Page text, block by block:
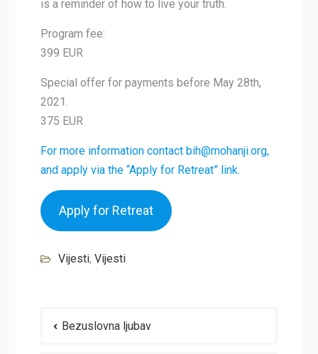
is a reminder of how to live your truth.
Program fee:
399 EUR
Special offer for payments before May 28th,
2021.
375 EUR
For more information contact bih@mohanji.org,
and apply via the “Apply for Retreat” link.
Apply for Retreat
Vijesti, Vijesti
članaka
Bezuslovna ljubav